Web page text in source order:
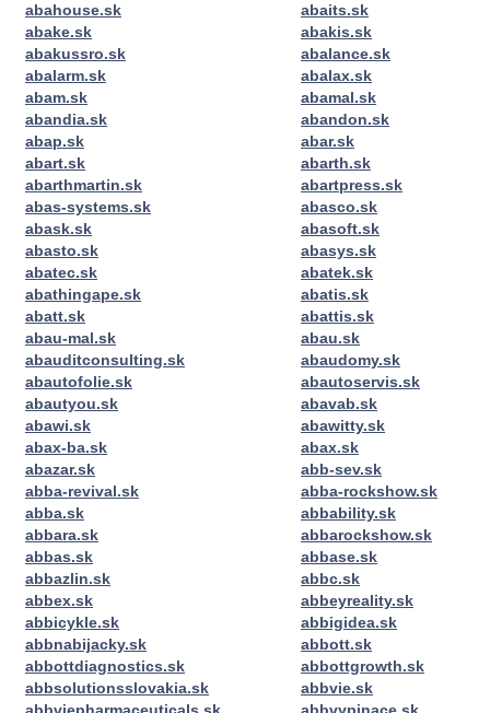
abahouse.sk
abaits.sk
abake.sk
abakis.sk
abakussro.sk
abalance.sk
abalarm.sk
abalax.sk
abam.sk
abamal.sk
abandia.sk
abandon.sk
abap.sk
abar.sk
abart.sk
abarth.sk
abarthmartin.sk
abartpress.sk
abas-systems.sk
abasco.sk
abask.sk
abasoft.sk
abasto.sk
abasys.sk
abatec.sk
abatek.sk
abathingape.sk
abatis.sk
abatt.sk
abattis.sk
abau-mal.sk
abau.sk
abauditconsulting.sk
abaudomy.sk
abautofolie.sk
abautoservis.sk
abautyou.sk
abavab.sk
abawi.sk
abawitty.sk
abax-ba.sk
abax.sk
abazar.sk
abb-sev.sk
abba-revival.sk
abba-rockshow.sk
abba.sk
abbability.sk
abbara.sk
abbarockshow.sk
abbas.sk
abbase.sk
abbazlin.sk
abbc.sk
abbex.sk
abbeyreality.sk
abbicykle.sk
abbigidea.sk
abbnabijacky.sk
abbott.sk
abbottdiagnostics.sk
abbottgrowth.sk
abbsolutionsslovakia.sk
abbvie.sk